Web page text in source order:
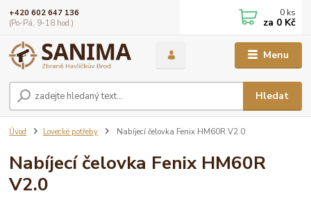
Menu
Hledat
+420 602 647 136
(Po-Pá, 9-18 hod.)
0 ks
za 0 Kč
Úvod Lovecké potřeby Nabíjecí čelovka Fenix HM60R V2.0
Nabíjecí čelovka Fenix HM60R
V2.0